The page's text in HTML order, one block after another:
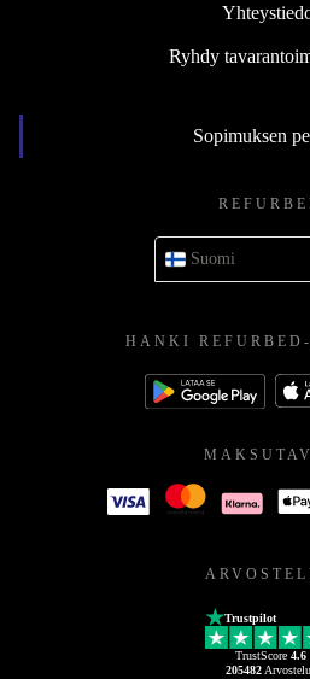
Ryhdy
Sopimuksen
Suomi
HANKI
Trustpilot
TrustScore 4.6
205482